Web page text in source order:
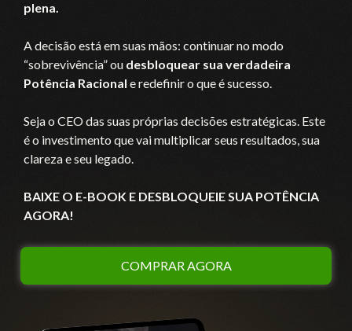
plena.
A decisão está em suas mãos: continuar no modo
“sobrevivência” ou desbloquear sua verdadeira
Potência Racional e redefinir o que é sucesso.
Seja o CEO das suas próprias decisões estratégicas. Este
é o investimento que vai multiplicar seus resultados, sua
clareza e seu legado.
BAIXE O E-BOOK E DESBLOQUEIE SUA POTÊNCIA
AGORA!
COMPRAR AGORA